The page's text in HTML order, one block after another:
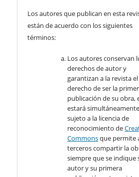
Los autores que publican en esta
están de acuerdo con los siguientes
términos:
Los autores conservan
derechos de autor y
garantizan a la revista el
derecho de ser la
publicación de su obra,
estará simultáneamente
sujeto a la licencia de
reconocimiento de
Commonsque permite
terceros compartir la
siempre que se indique
autor y su primera